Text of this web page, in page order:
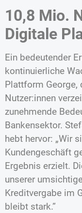
10,8 Mio.
Digitale
Ein bedeutender
kontinuierliche
Plattform George,
Nutzer:innen
zunehmende
Bankensektor.
hebt hervor: „Wir
Kundengeschäft
Ergebnis erzielt.
unserer
Kreditvergabe im
bleibt stark.”